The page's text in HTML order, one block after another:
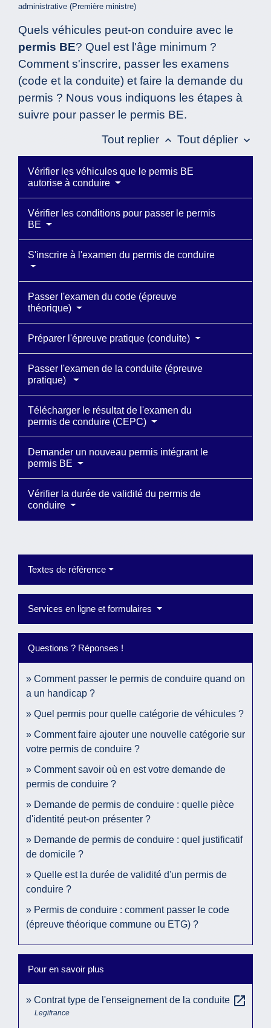
administrative (Première ministre)
Quels véhicules peut-on conduire avec le
permis BE? Quel est l'âge minimum ?
Comment s'inscrire, passer les examens
(code et la conduite) et faire la demande du
permis ? Nous vous indiquons les étapes à
suivre pour passer le permis BE.
Tout replier keyboard_arrow_up Tout déplier keyboard_arrow_down
Vérifier les véhicules que le permis BE
autorise à conduire
Vérifier les conditions pour passer le permis
BE
S'inscrire à l'examen du permis de conduire
Passer l'examen du code (épreuve
théorique)
Préparer l'épreuve pratique (conduite)
Passer l'examen de la conduite (épreuve
pratique)
Télécharger le résultat de l'examen du
permis de conduire (CEPC)
Demander un nouveau permis intégrant le
permis BE
Vérifier la durée de validité du permis de
conduire
Textes de référence
Services en ligne et formulaires
Questions ? Réponses !
Comment passer le permis de conduire quand on
a un handicap ?
Quel permis pour quelle catégorie de véhicules ?
Comment faire ajouter une nouvelle catégorie sur
votre permis de conduire ?
Comment savoir où en est votre demande de
permis de conduire ?
Demande de permis de conduire : quelle pièce
d'identité peut-on présenter ?
Demande de permis de conduire : quel justificatif
de domicile ?
Quelle est la durée de validité d'un permis de
conduire ?
Permis de conduire : comment passer le code
(épreuve théorique commune ou ETG) ?
Pour en savoir plus
Contrat type de l'enseignement de la conduite open_in_new
Legifrance